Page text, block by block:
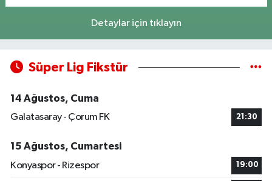
Detaylar için tıklayın
Süper Lig Fikstür
14 Ağustos, Cuma
Galatasaray - Çorum FK
21:30
15 Ağustos, Cumartesi
Konyaspor - Rizespor
19:00